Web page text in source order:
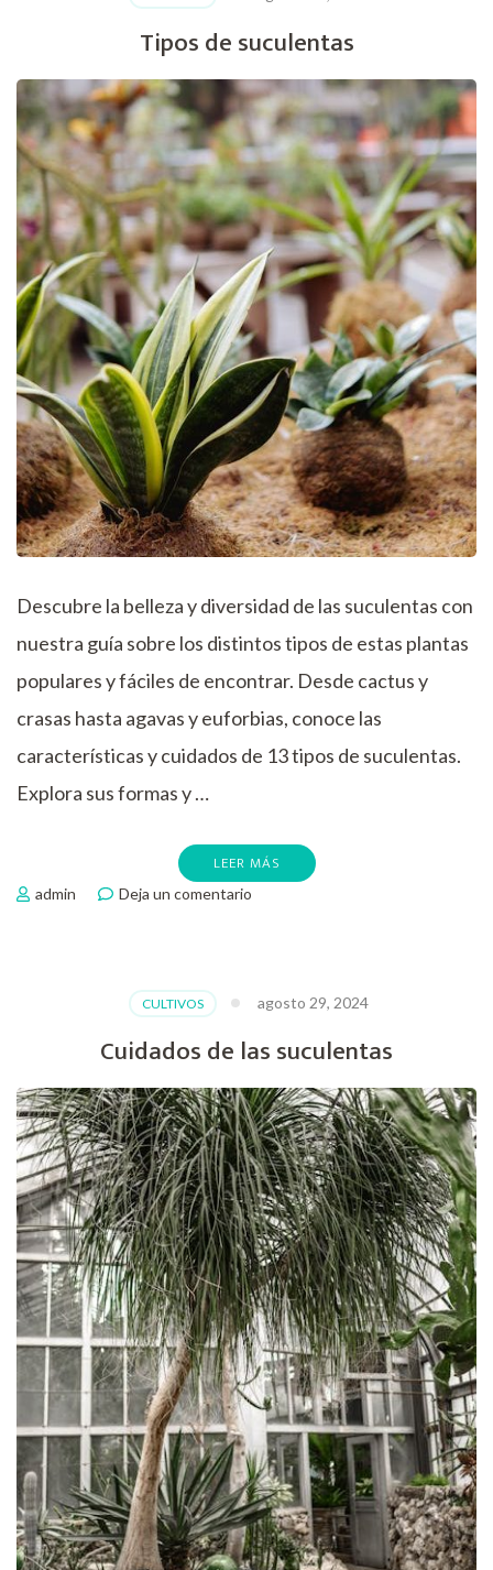
Tipos de suculentas
Descubre la belleza y diversidad de las suculentas con
nuestra guía sobre los distintos tipos de estas plantas
populares y fáciles de encontrar. Desde cactus y
crasas hasta agavas y euforbias, conoce las
características y cuidados de 13 tipos de suculentas.
Explora sus formas y …
LEER MÁS
admin Deja un comentario
CULTIVOS agosto 29, 2024
Cuidados de las suculentas